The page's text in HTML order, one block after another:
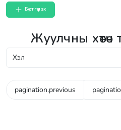
Бүртгүүлэх
Жуулчны хөтөч
pagination.previous